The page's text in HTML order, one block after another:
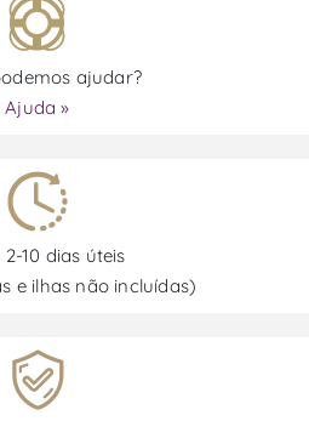
ajudar?
Ajuda »
2-10 dias úteis
e ilhas não incluídas)